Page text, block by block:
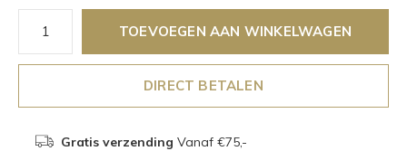
TOEVOEGEN AAN WINKELWAGEN
DIRECT BETALEN
Gratis verzending Vanaf €75,-